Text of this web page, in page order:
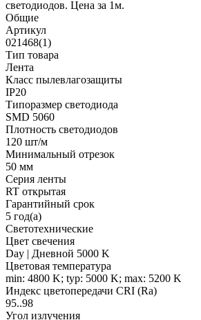
светодиодов. Цена за 1м.
Общие
Артикул
021468(1)
Тип товара
Лента
Класс пылевлагозащиты
IP20
Типоразмер светодиода
SMD 5060
Плотность светодиодов
120 шт/м
Минимальный отрезок
50 мм
Серия ленты
RT открытая
Гарантийный срок
5 год(а)
Светотехнические
Цвет свечения
Day | Дневной 5000 K
Цветовая температура
min: 4800 K; typ: 5000 K; max: 5200 K
Индекс цветопередачи CRI (Ra)
95..98
Угол излучения